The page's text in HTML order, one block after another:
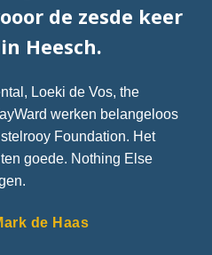
de zesde keer
Heesch.
Loeki de Vos, the
werken belangeloos
Foundation. Het
goede. Nothing Else
de Haas